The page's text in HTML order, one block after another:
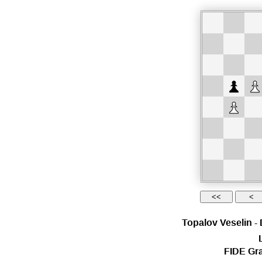
Topalov Veselin -
FIDE